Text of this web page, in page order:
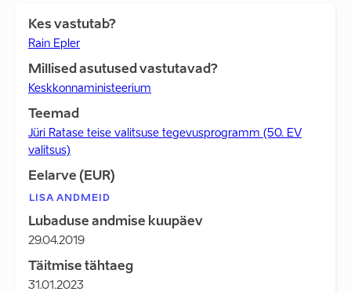
Kes vastutab?
Rain Epler
Millised asutused vastutavad?
Keskkonnaministeerium
Teemad
Jüri Ratase teise valitsuse tegevusprogramm (50. EV
valitsus)
Eelarve (EUR)
LISA ANDMEID
Lubaduse andmise kuupäev
29.04.2019
Täitmise tähtaeg
31.01.2023